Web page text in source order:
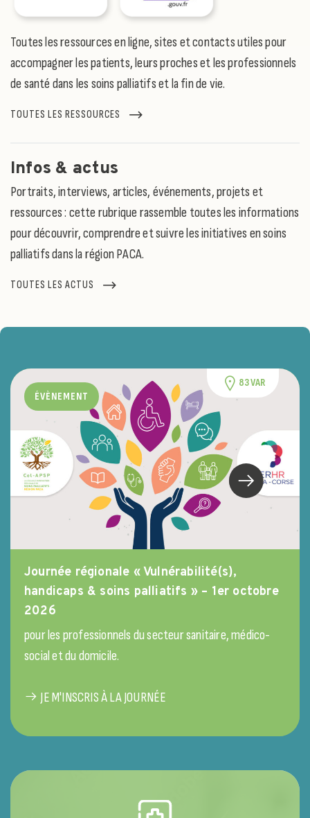
Toutes les ressources en ligne, sites et contacts utiles pour
accompagner les patients, leurs proches et les professionnels
de santé dans les soins palliatifs et la fin de vie.
TOUTES LES RESSOURCES
Infos & actus
Portraits, interviews, articles, événements, projets et
ressources : cette rubrique rassemble toutes les informations
pour découvrir, comprendre et suivre les initiatives en soins
palliatifs dans la région PACA.
TOUTES LES ACTUS
ÉVÈNEMENT
83 VAR
Journée régionale « Vulnérabilité(s),
handicaps & soins palliatifs » – 1er octobre
2026
pour les professionnels du secteur sanitaire, médico-
social et du domicile.
JE M'INSCRIS À LA JOURNÉE